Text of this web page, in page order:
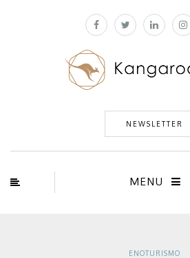
NEWSLETTER
MENU
ENOTURISMO